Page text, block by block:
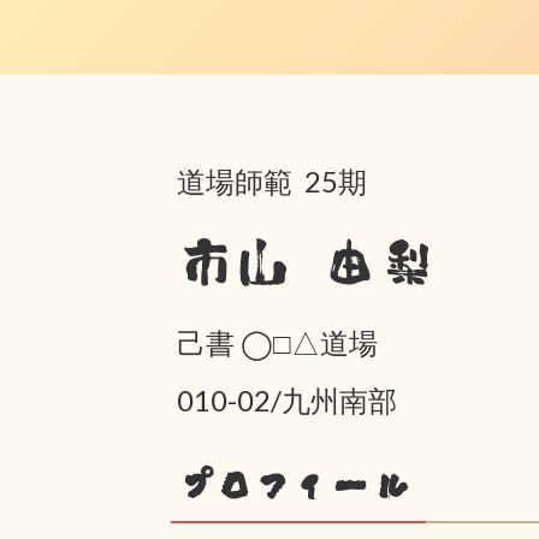
道場師範 25期
市山 由梨
己書 ◯□△道場
010-02/九州南部
プロフィール